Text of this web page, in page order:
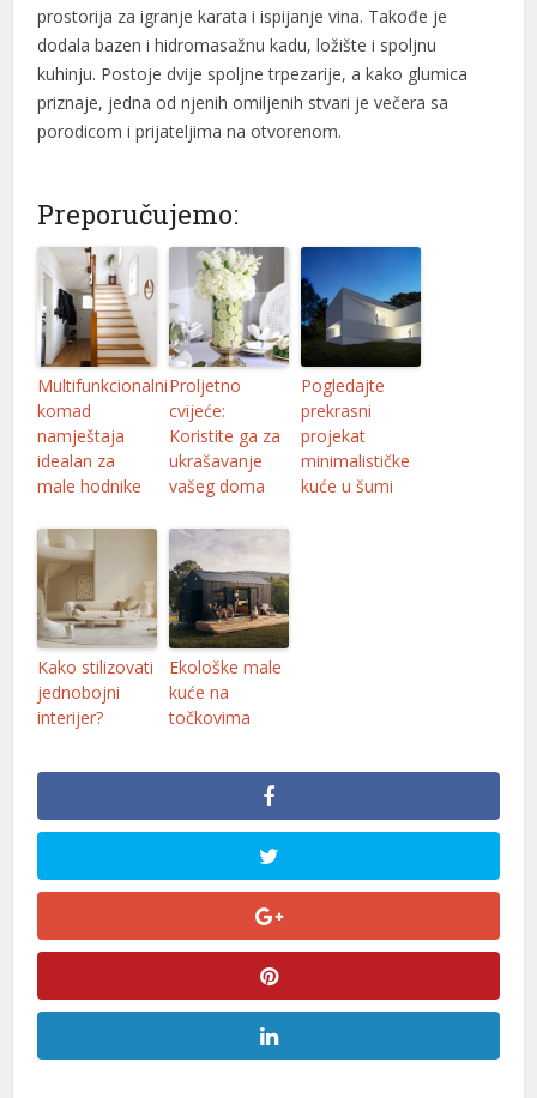
prostorija za igranje karata i ispijanje vina. Takođe je
dodala bazen i hidromasažnu kadu, ložište i spoljnu
kuhinju. Postoje dvije spoljne trpezarije, a kako glumica
priznaje, jedna od njenih omiljenih stvari je večera sa
porodicom i prijateljima na otvorenom.
Preporučujemo:
Multifunkcionalni
komad
namještaja
idealan za
male hodnike
Proljetno
cvijeće:
Koristite ga za
ukrašavanje
vašeg doma
Pogledajte
prekrasni
projekat
minimalističke
kuće u šumi
Kako stilizovati
jednobojni
interijer?
Ekološke male
kuće na
točkovima